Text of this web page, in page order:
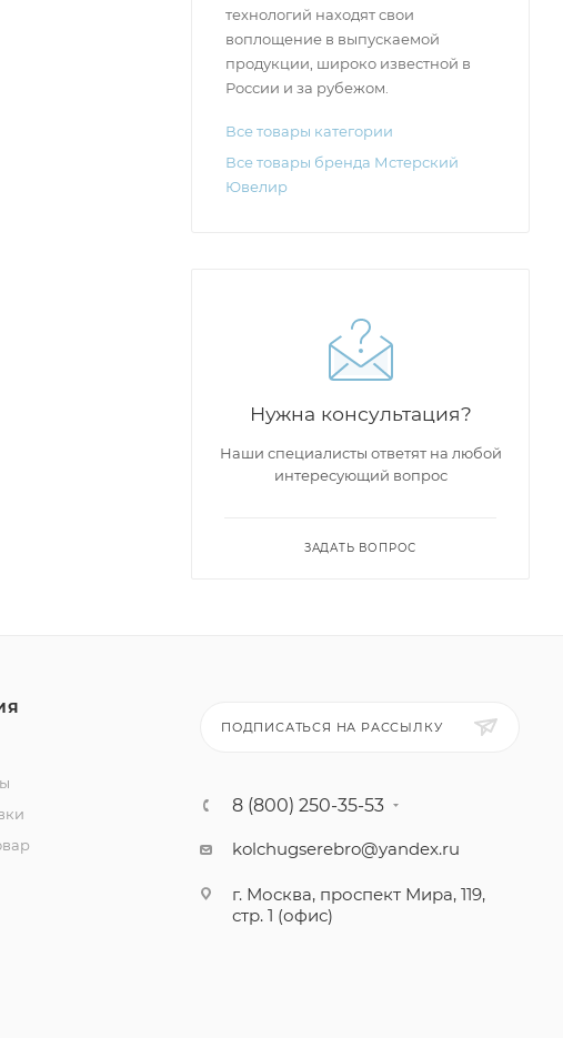
технологий находят свои
воплощение в выпускаемой
продукции, широко известной в
России и за рубежом.
Все товары категории
Все товары бренда Мстерский
Ювелир
Нужна консультация?
Наши специалисты ответят на любой
интересующий вопрос
ЗАДАТЬ ВОПРОС
ПОДПИСАТЬСЯ НА РАССЫЛКУ
8 (800) 250-35-53
kolchugserebro@yandex.ru
г. Москва, проспект Мира, 119,
стр. 1 (офис)